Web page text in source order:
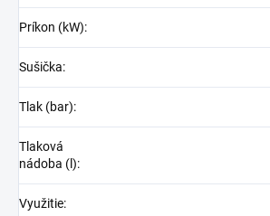
Príkon (kW):
Sušička:
Tlak (bar):
Tlaková
nádoba (l):
Využitie: